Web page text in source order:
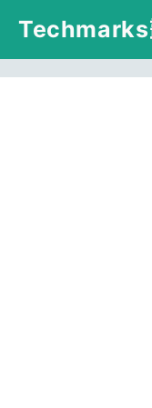
跳
主
Techmarks